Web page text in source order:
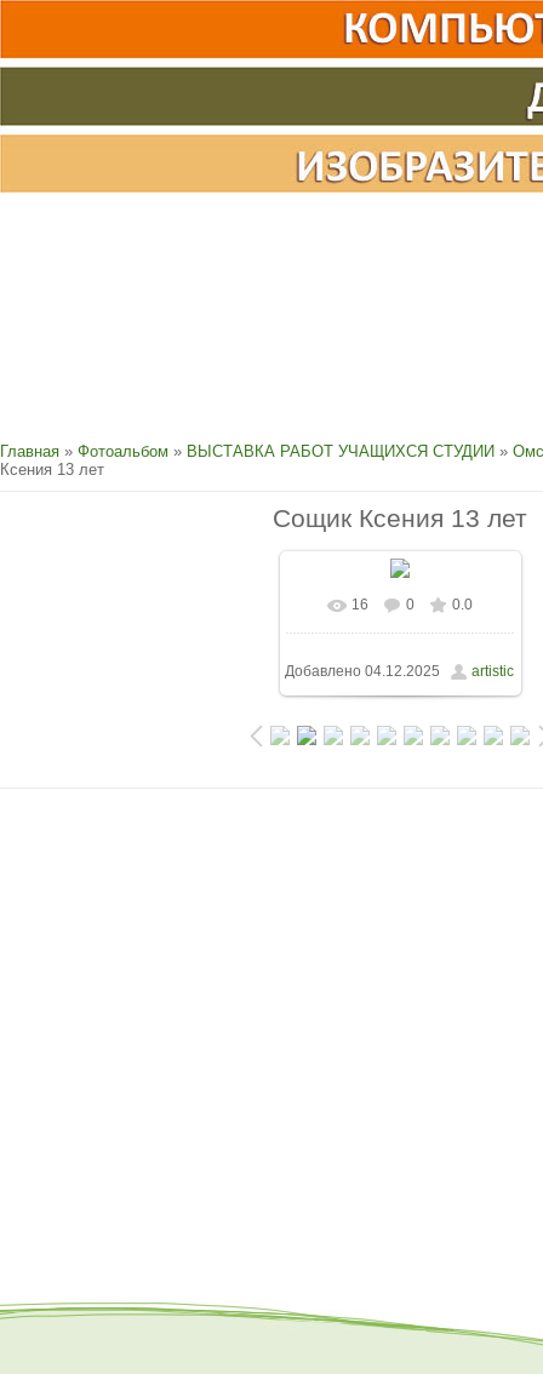
Главная » Фотоальбом » ВЫСТАВКА РАБОТ УЧАЩИХСЯ СТУДИИ »
Ксения 13 лет
Сощик Ксения 13 лет
16 0 0.0
Добавлено 04.12.2025 artistic